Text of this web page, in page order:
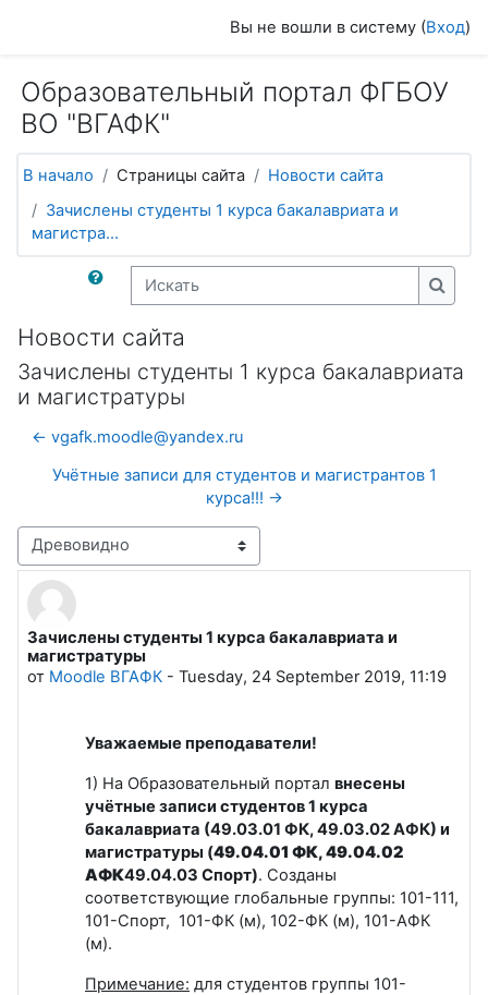
Вы не вошли в систему (Вход)
Образовательный портал ФГБОУ
ВО "ВГАФК"
В начало Страницы сайта
Новости сайта
Зачислены студенты 1 курса бакалавриата и
магистра...
Искать
Новости сайта
Зачислены студенты 1 курса бакалавриата
и магистратуры
← vgafk.moodle@yandex.ru
Учётные записи для студентов и магистрантов 1
курса!!! →
Режим отображения
Зачислены студенты 1 курса бакалавриата и
магистратуры
от Moodle ВГАФК - Tuesday, 24 September 2019, 11:19
Количество ответов: 0
Уважаемые преподаватели!
1) На Образовательный портал внесены
учётные записи студентов 1 курса
бакалавриата (49.03.01 ФК, 49.03.02 АФК) и
магистратуры (49.04.01 ФК, 49.04.02
АФК49.04.03 Спорт). Созданы
соответствующие глобальные группы: 101-111,
101-Спорт, 101-ФК (м), 102-ФК (м), 101-АФК
(м).
Примечание: для студентов группы 101-